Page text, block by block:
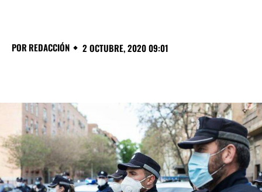
POR REDACCIÓN 2 OCTUBRE, 2020 09:01